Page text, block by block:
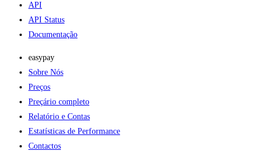
API
API Status
Documentação
easypay
Sobre Nós
Preços
Preçário completo
Relatório e Contas
Estatísticas de Performance
Contactos